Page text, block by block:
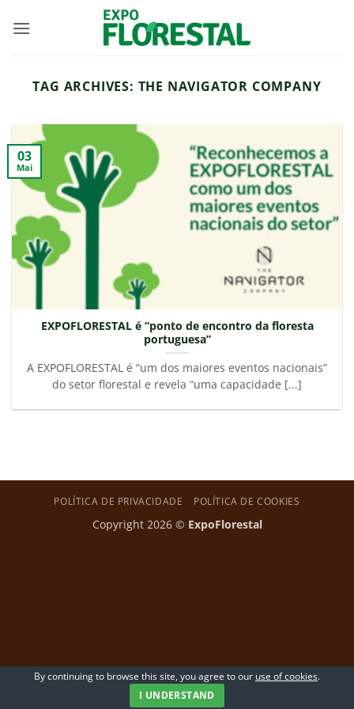
TAG ARCHIVES: THE NAVIGATOR COMPANY
EXPOFLORESTAL é “ponto de encontro da floresta
portuguesa”
A EXPOFLORESTAL é “um dos maiores eventos nacionais”
do setor florestal e revela “uma capacidade [...]
03
Mai
POLÍTICA DE PRIVACIDADE POLÍTICA DE COOKIES
Copyright 2026 © ExpoFlorestal
By continuing to browse this site, you agree to our use of cookies.
I UNDERSTAND